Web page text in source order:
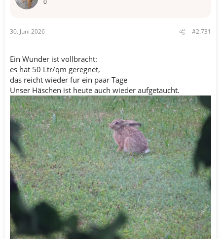
30. Juni 2026 #2.731
Ein Wunder ist vollbracht:
es hat 50 Ltr/qm geregnet,
das reicht wieder für ein paar Tage
Unser Häschen ist heute auch wieder aufgetaucht.